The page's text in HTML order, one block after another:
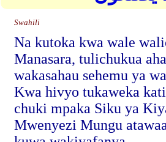
Swahili
Na kutoka kwa wale
Manasara, tulichukua
wakasahau sehemu ya
Kwa hivyo tukaweka
chuki mpaka Siku ya
Mwenyezi Mungu